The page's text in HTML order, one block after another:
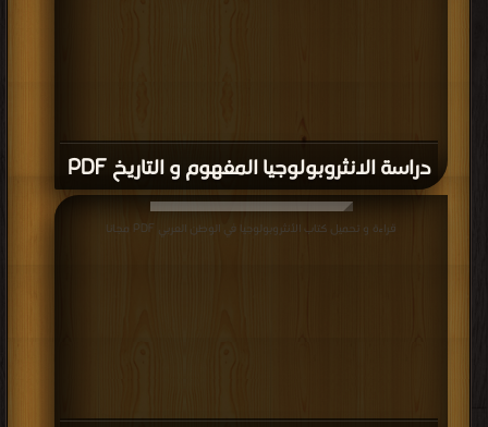
دراسة الانثروبولوجيا المفهوم و التاريخ PDF
قراءة و تحميل كتاب الأنثروبولوجيا في الوطن العربي PDF مجانا